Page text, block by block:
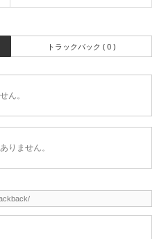
トラックバック ( 0 )
ん。
りません。